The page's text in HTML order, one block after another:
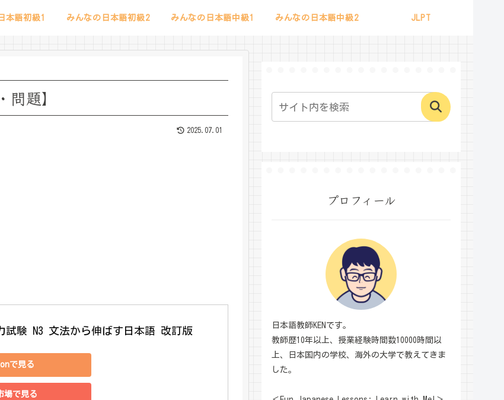
本語初級1 みんなの日本語初級2 みんなの日本語中級1 みんなの日本語中級2 JLPT
題】
2025.07.01
試験 N3 文法から伸ばす日本語 改訂版
で見る
場で見る
プロフィール
日本語教師KENです。
教師歴10年以上、授業経験時間数10000時間以
上、日本国内の学校、海外の大学で教えてきま
した。